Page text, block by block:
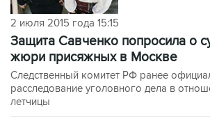
2 июля 2015 года 15:15
Защита Савченко попросила о
жюри присяжных в Москве
Следственный комитет РФ ранее
расследование уголовного дела в
летчицы